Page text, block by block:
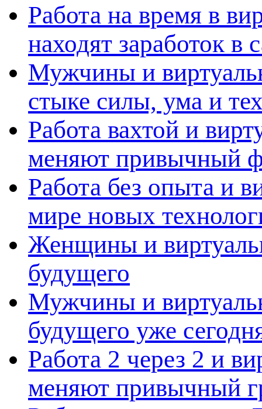
Работа на время в
находят заработок
Мужчины и
стыке силы, ума и
Работа вахтой и
меняют привычный
Работа без опыта и
мире новых
Женщины и
будущего
Мужчины и
будущего уже
Работа 2 через 2 и
меняют привычный